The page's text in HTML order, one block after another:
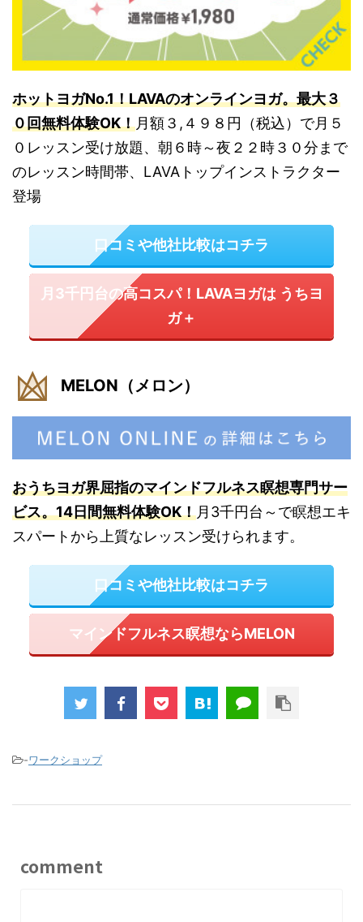
ホットヨガNo.1！LAVAのオンラインヨガ。最大３
０回無料体験OK！月額３,４９８円（税込）で月５
０レッスン受け放題、朝６時～夜２２時３０分まで
のレッスン時間帯、LAVAトップインストラクター
登場
口コミや他社比較はコチラ
月3千円台の高コスパ！LAVAヨガは うちヨ
ガ＋
MELON（メロン）
おうちヨガ界屈指のマインドフルネス瞑想専門サー
ビス。14日間無料体験OK！月3千円台～で瞑想エキ
スパートから上質なレッスン受けられます。
口コミや他社比較はコチラ
マインドフルネス瞑想ならMELON
-ワークショップ
comment